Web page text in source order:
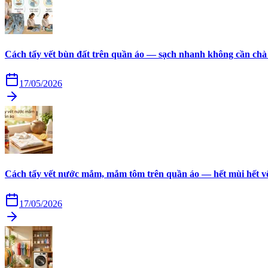
Cách tẩy vết bùn đất trên quần áo — sạch nhanh không cần
17/05/2026
Cách tẩy vết nước mắm, mắm tôm trên quần áo — hết mùi hết
17/05/2026